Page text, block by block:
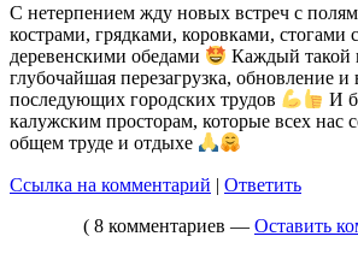
С нетерпением жду новых встреч с
кострами, грядками, коровками,
деревенскими обедами
Каждый
глубочайшая перезагрузка, обновление
последующих городских трудов
И
калужским просторам, которые всех нас
общем труде и отдыхе
Ссылка на комментарий | Ответить
( 8 комментариев — Оставить